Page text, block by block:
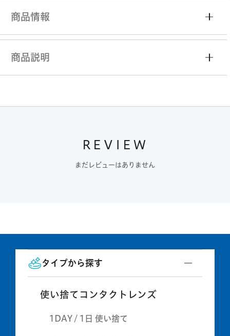
商品情報
商品説明
REVIEW
まだレビューはありません
タイプから探す
使い捨てコンタクトレンズ
1DAY / 1日 使い捨て